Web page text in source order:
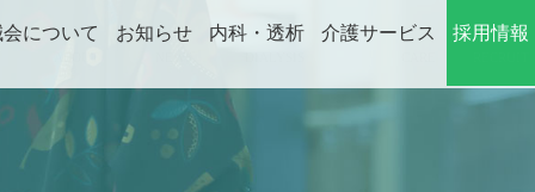
について お知らせ 内科・透析 介護サービス 採用情報